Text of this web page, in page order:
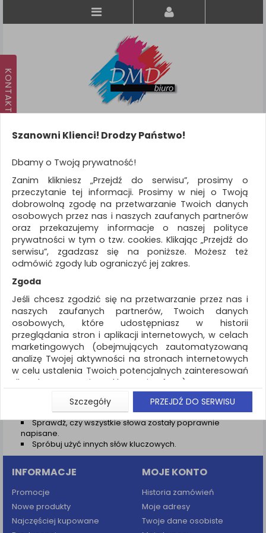
KATEGORIE
WSZYSTKIE KATEGORIE
FILTRY
Więcej
REKLAMA
AKTUALNOŚCI
Wyniki wyszukiwania
NIE ZNALEZIONO PRODUKTÓW
Nie odnaleziono produktów wg przyjętych kryteriów
PODPOWIEDZI
Zmień kryteria wyszukiwania zaznaczając inne filtry i
wyszukaj ponownie
Sprawdź, czy wszystkie słowa zostały poprawnie
napisane.
Spróbuj użyć innych słów kluczowych.
INFORMACJE
Promocje
Nowe produkty
Najczęściej kupowane
MOJE KONTO
Historia zamówień
Moje adresy
Twoje dane osobiste
Szanowni Klienci! Drodzy Państwo!
Dbamy o Twoją prywatność!
Zanim klikniesz „Przejdź do serwisu”, prosimy o
przeczytanie tej informacji. Prosimy w niej o Twoją
dobrowolną zgodę na przetwarzanie Twoich danych
osobowych przez nas i naszych zaufanych partnerów
oraz przekazujemy informacje o naszej polityce
prywatności w tym o tzw. cookies. Klikając „Przejdź do
serwisu”, zgadzasz się na poniższe. Możesz też
odmówić zgody lub ograniczyć jej zakres.
Zgoda
Jeśli chcesz zgodzić się na przetwarzanie przez nas i
naszych zaufanych partnerów, Twoich danych
osobowych, które udostępniasz w historii
przeglądania stron i aplikacji internetowych, w celach
marketingowych (obejmujących zautomatyzowaną
analizę Twojej aktywności na stronach internetowych
w celu ustalenia Twoich potencjalnych zainteresowań
dla dostosowania reklamy i oferty), w tym na
umieszczanie tzw. cookies na Twoich urządzeniach i
ich odczytywanie, kliknij przycisk „Przejdź do serwisu”.
Jeśli nie chcesz wyrazić zgody lub ograniczyć jej
zakres, kliknij „Szczegóły”, gdzie znajdziesz wszelkie
informacje o tym jak to zrobić . Te same informacje
znajdziesz także na podstronie z naszą polityką
prywatności obowiązującą od 25 maja 2018.
W przypadku użytkowników zalogowanych, aby
umożliwić prawidłową realizację Umowy z Państwem i
związane z tym prawidłowe działanie naszej strony
www, a w szczególności np. wysłanie potwierdzenia
Szczegóły PRZEJDŹ DO SERWISU